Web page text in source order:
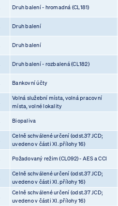
Druh balení - hromadná (CL181)
Druh balení
Druh balení
Druh balení - rozbalená (CL182)
Bankovní účty
Volná služební místa, volná pracovní
místa, volné lokality
Biopaliva
Celně schválené určení (odst.37 JCD;
uvedeno v části XI. přílohy 16)
Požadovaný režim (CL092) - AES a CCI
Celně schválené určení (odst.37 JCD;
uvedeno v části XI. přílohy 16)
Celně schválené určení (odst.37 JCD;
uvedeno v části XI. přílohy 16)